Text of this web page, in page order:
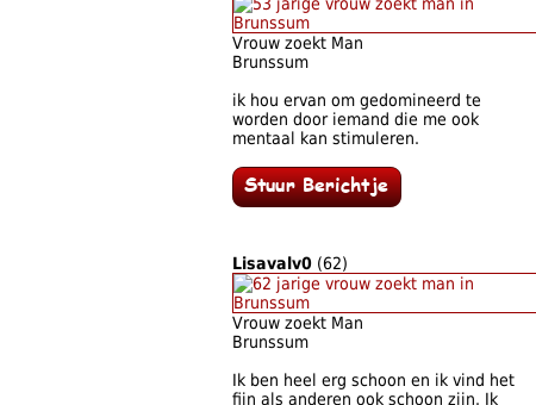
Vrouw zoekt Man
Brunssum
ik hou ervan om gedomineerd te
worden door iemand die me ook
mentaal kan stimuleren.
Lisavalv0 (62)
Vrouw zoekt Man
Brunssum
Ik ben heel erg schoon en ik vind het
fijn als anderen ook schoon zijn. Ik